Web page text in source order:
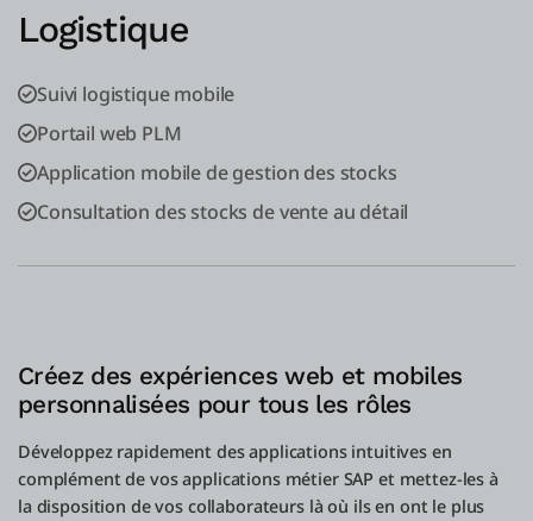
Logistique
Suivi logistique mobile
Portail web PLM
Application mobile de gestion des stocks
Consultation des stocks de vente au détail
Créez des expériences web et mobiles
personnalisées pour tous les rôles
Développez rapidement des applications intuitives en
complément de vos applications métier SAP et mettez-les à
la disposition de vos collaborateurs là où ils en ont le plus